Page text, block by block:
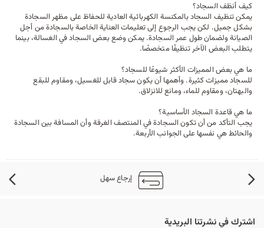
كيف أنظف السجاد؟
يمكن تنظيف السجاد بالمكنسة الكهربائية العادية للحفاظ على مظهر السجادة
بشكل جميل. لكن يجب الرجوع إلى تعليمات العناية الخاصة بالسجادة من أجل
الصيانة ولضمان طول عمر السجادة. يمكن وضع بعض السجاد في الغسالة، بينما
يتطلب البعض الآخر تنظيفًا متخصصًا.
ما هي بعض المميزات الأكثر شيوعًا للسجاد؟
للسجاد مميزات كثيرة. وأهمها أن يكون سجاد قابل للغسيل، ومقاوم للبقع
والبهتان، ومقاوم للماء، ومانع للانزلاق.
ما هي قاعدة السجاد الأساسية؟
يجب التأكد من أن تكون السجادة في المنتصف الغرفة وأن المسافة بين السجادة
والحائط هي نفسها على الجوانب الأربعة.
إرجاع سهل
اشترك في نشرتنا البريدية